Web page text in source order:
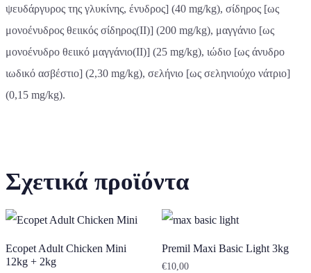
ψευδάργυρος της γλυκίνης, ένυδρος] (40 mg/kg), σίδηρος [ως
μονοένυδρος θειικός σίδηρος(II)] (200 mg/kg), μαγγάνιο [ως
μονοένυδρο θειικό μαγγάνιο(II)] (25 mg/kg), ιώδιο [ως άνυδρο
ιωδικό ασβέστιο] (2,30 mg/kg), σελήνιο [ως σεληνιούχο νάτριο]
(0,15 mg/kg).
Σχετικά προϊόντα
Ecopet Adult Chicken Mini
12kg + 2kg
Premil Maxi Basic Light 3kg
€10,00